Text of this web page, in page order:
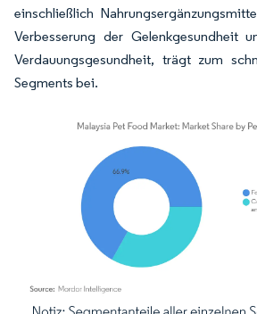
einschließlich
Verbesserung der Gelenkgesundheit
Verdauungsgesundheit, trägt zum
Segments bei.